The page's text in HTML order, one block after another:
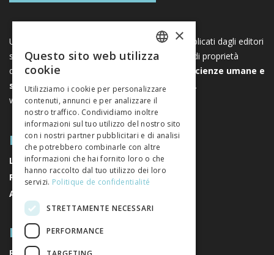
Una piattaforma unica per i libri e le riviste pubblicati dagli editori
svizzeri di scienze umane e sociali. Libreo.ch è di proprietà
dell’
Associazione svizzera degli editori di scienze umane e
sociali. È un’associazione senza scopo di lucro.
www.editeurssuisses.ch
MAPPA DEL SITO
LIBRI
RIVISTE
AUTORI
RIGUARDO A NOI
FRENCH
×
Questo sito web utilizza
cookie
Utilizziamo i cookie per personalizzare
contenuti, annunci e per analizzare il
nostro traffico. Condividiamo inoltre
informazioni sul tuo utilizzo del nostro sito
con i nostri partner pubblicitari e di analisi
che potrebbero combinarle con altre
informazioni che hai fornito loro o che
hanno raccolto dal tuo utilizzo dei loro
servizi. Politique de confidentialité
STRETTAMENTE NECESSARI
PERFORMANCE